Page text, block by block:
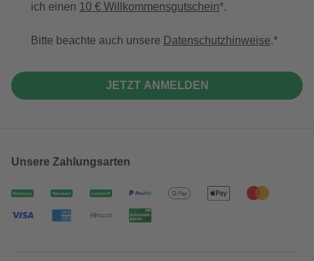
ich einen 10 € Willkommensgutschein*.
Bitte beachte auch unsere Datenschutzhinweise.
JETZT ANMELDEN
Unsere Zahlungsarten